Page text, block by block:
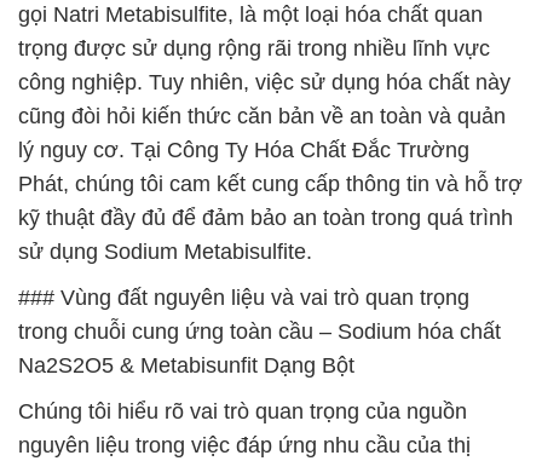
gọi Natri Metabisulfite, là một loại hóa chất quan
trọng được sử dụng rộng rãi trong nhiều lĩnh vực
công nghiệp. Tuy nhiên, việc sử dụng hóa chất này
cũng đòi hỏi kiến thức căn bản về an toàn và quản
lý nguy cơ. Tại Công Ty Hóa Chất Đắc Trường
Phát, chúng tôi cam kết cung cấp thông tin và hỗ trợ
kỹ thuật đầy đủ để đảm bảo an toàn trong quá trình
sử dụng Sodium Metabisulfite.
### Vùng đất nguyên liệu và vai trò quan trọng
trong chuỗi cung ứng toàn cầu – Sodium hóa chất
Na2S2O5 & Metabisunfit Dạng Bột
Chúng tôi hiểu rõ vai trò quan trọng của nguồn
nguyên liệu trong việc đáp ứng nhu cầu của thị